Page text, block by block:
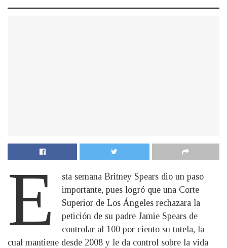
E
sta semana Britney Spears dio un paso
importante, pues logró que una Corte
Superior de Los Ángeles rechazara la
petición de su padre Jamie Spears de
controlar al 100 por ciento su tutela, la
cual mantiene desde 2008 y le da control sobre la vida